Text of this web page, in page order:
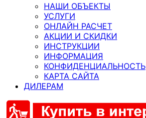
НАШИ ОБЪЕКТЫ
УСЛУГИ
ОНЛАЙН РАСЧЕТ
АКЦИИ И СКИДКИ
ИНСТРУКЦИИ
ИНФОРМАЦИЯ
КОНФИДЕНЦИАЛЬНОСТЬ
КАРТА САЙТА
ДИЛЕРАМ